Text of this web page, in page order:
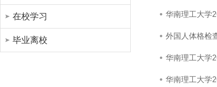
在校学习
毕业离校
华南理工大学
外国人体格检
华南理工大学
华南理工大学